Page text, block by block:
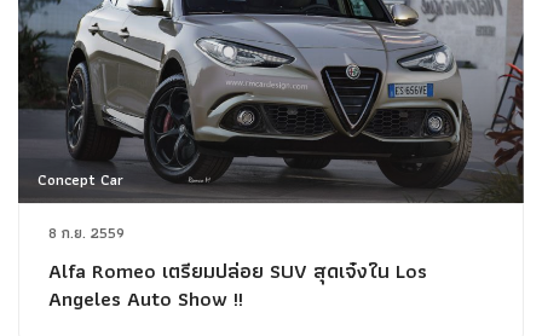
Concept Car
8 ก.ย. 2559
Alfa Romeo เตรียมปล่อย SUV สุดเจ๋งใน Los
Angeles Auto Show !!